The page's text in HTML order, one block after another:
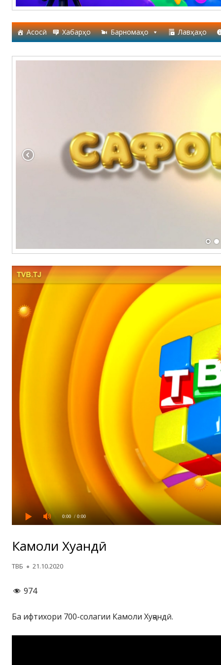
Асосӣ Хабарҳо Барномаҳо Лавҳаҳо
0:00 / 0:00
Камоли Хуҷандӣ
Автор
ТВБ Опубликовано
21.10.2020
974
Ба ифтихори 700-солагии Камоли Хуҷандӣ.